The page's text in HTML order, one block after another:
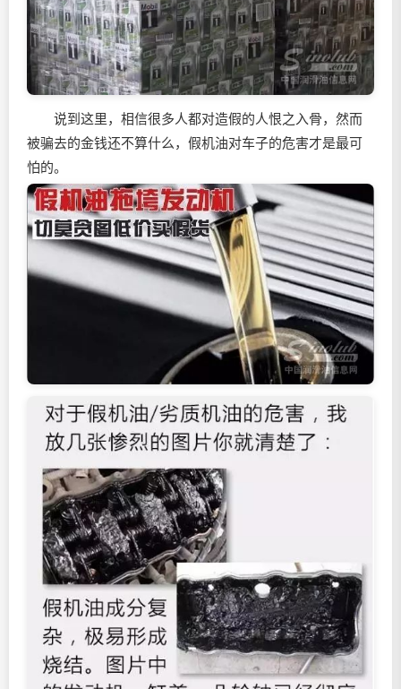
说到这里，相信很多人都对造假的人恨之入骨，然而
被骗去的金钱还不算什么，假机油对车子的危害才是最可
怕的。